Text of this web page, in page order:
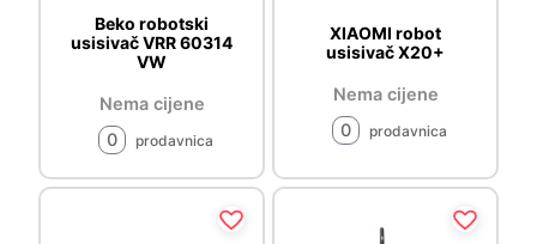
Beko robotski
usisivač VRR 60314
VW
Nema cijene
0
prodavnica
XIAOMI robot
usisivač X20+
Nema cijene
0
prodavnica